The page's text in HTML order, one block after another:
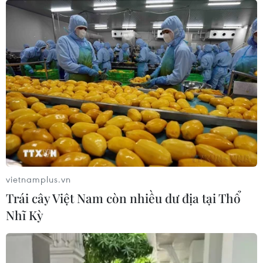
#Xuất khẩu gỗ
#Doanh nghiệp gỗ
#Thị trường xuất khẩu
#Chế biến gỗ
Theo dõi VietnamPlus
TIN LIÊN QUAN
vietnamplus.vn
Trái cây Việt Nam còn nhiều dư địa tại Thổ
Nhĩ Kỳ